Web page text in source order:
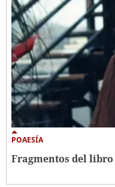
POAESÍA
Fragmentos del